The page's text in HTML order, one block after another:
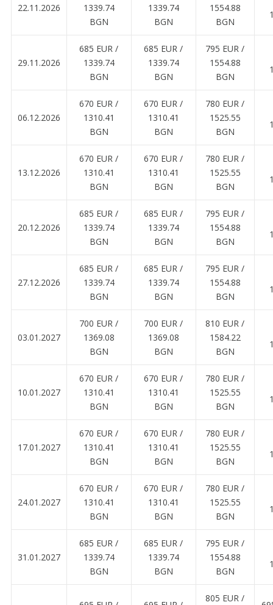
22.11.2026
1339.74
BGN
1339.74
BGN
1554.88
BGN
29.11.2026
685 EUR ∕
1339.74
BGN
685 EUR ∕
1339.74
BGN
795 EUR ∕
1554.88
BGN
06.12.2026
670 EUR ∕
1310.41
BGN
670 EUR ∕
1310.41
BGN
780 EUR ∕
1525.55
BGN
13.12.2026
670 EUR ∕
1310.41
BGN
670 EUR ∕
1310.41
BGN
780 EUR ∕
1525.55
BGN
20.12.2026
685 EUR ∕
1339.74
BGN
685 EUR ∕
1339.74
BGN
795 EUR ∕
1554.88
BGN
27.12.2026
685 EUR ∕
1339.74
BGN
685 EUR ∕
1339.74
BGN
795 EUR ∕
1554.88
BGN
03.01.2027
700 EUR ∕
1369.08
BGN
700 EUR ∕
1369.08
BGN
810 EUR ∕
1584.22
BGN
10.01.2027
670 EUR ∕
1310.41
BGN
670 EUR ∕
1310.41
BGN
780 EUR ∕
1525.55
BGN
17.01.2027
670 EUR ∕
1310.41
BGN
670 EUR ∕
1310.41
BGN
780 EUR ∕
1525.55
BGN
24.01.2027
670 EUR ∕
1310.41
BGN
670 EUR ∕
1310.41
BGN
780 EUR ∕
1525.55
BGN
31.01.2027
685 EUR ∕
1339.74
BGN
685 EUR ∕
1339.74
BGN
795 EUR ∕
1554.88
BGN
805 EUR ∕